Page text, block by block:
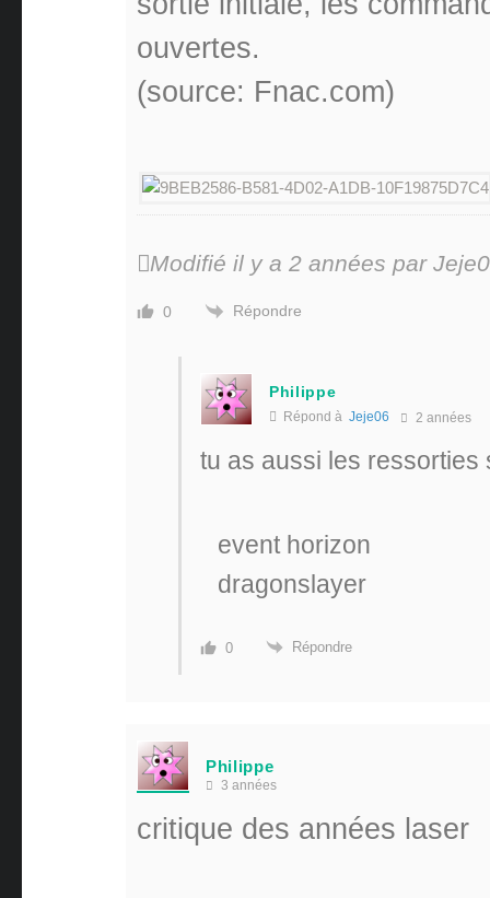
ouvertes.
(source: Fnac.com)
Modifié il y a 2 années par
0 Répondre
Philippe
Répond à Jeje06 2 années
tu as aussi les ressorties
event horizon
dragonslayer
0 Répondre
Philippe
3 années
critique des années laser